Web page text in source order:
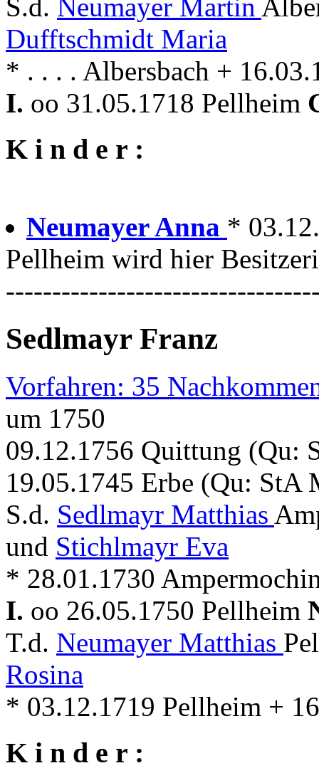
S.d. Neumayer Martin
Dufftschmidt Maria
* . . . . Albersbach +
I. oo 31.05.1718 Pellheim
K i n d e r :
Neumayer Anna *
Pellheim wird hier
Sedlmayr Franz
Vorfahren: 35
um 1750
09.12.1756 Quittung (Qu:
19.05.1745 Erbe (Qu:
S.d. Sedlmayr Matthias
und Stichlmayr Eva
* 28.01.1730
I. oo 26.05.1750 Pellheim
T.d. Neumayer Matthias
Rosina
* 03.12.1719 Pellheim +
K i n d e r :